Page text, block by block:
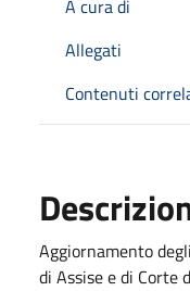
A cura di
Allegati
Contenuti
Aggiornamento
di Assise e di Corte